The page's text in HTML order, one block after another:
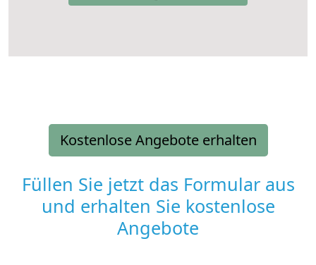
Kostenlose Angebote erhalten
Füllen Sie jetzt das Formular aus
und erhalten Sie kostenlose
Angebote